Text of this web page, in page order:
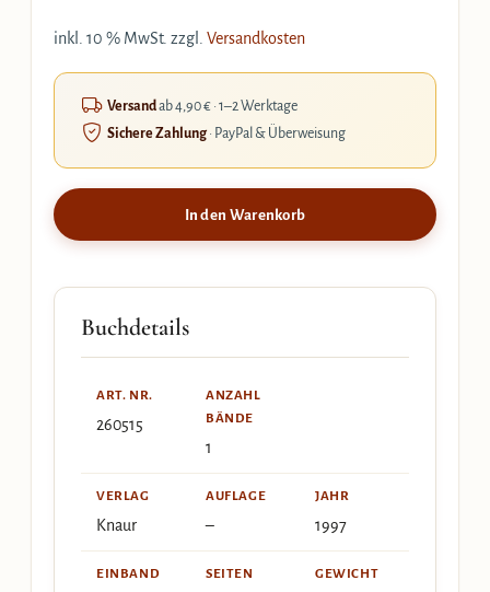
inkl. 10 % MwSt. zzgl. Versandkosten
Versandab 4,90 € · 1–2 Werktage
Sichere Zahlung· PayPal & Überweisung
In den Warenkorb
Buchdetails
ART. NR.
260515
ANZAHL
BÄNDE
1
VERLAG
Knaur
AUFLAGE
–
JAHR
1997
EINBAND SEITEN GEWICHT